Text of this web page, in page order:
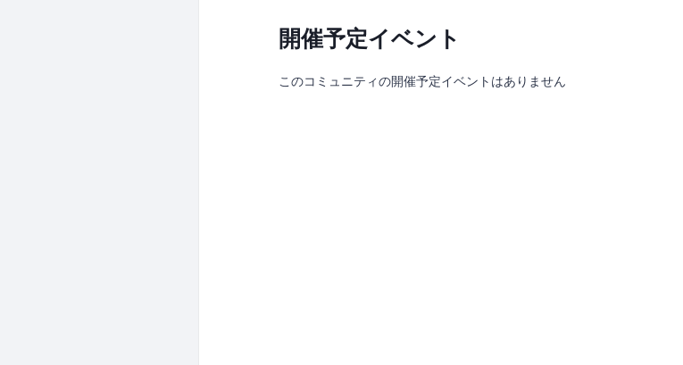
開催予定イベント
このコミュニティの開催予定イベントはありません